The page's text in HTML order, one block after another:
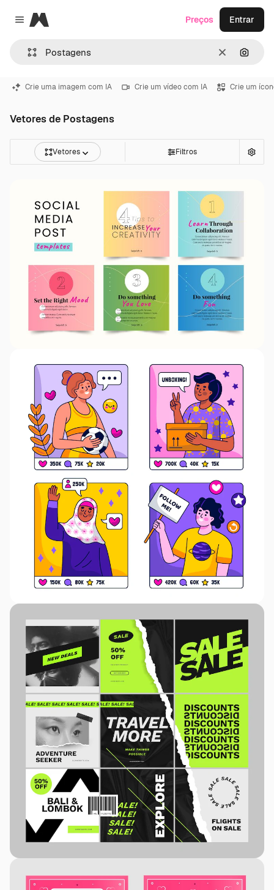
Close menu
Magnific
Limpar
Preços Entrar
Crie uma imagem com IA Crie um vídeo com IA Crie um
Vetores de Postagens
Vetores Filtros